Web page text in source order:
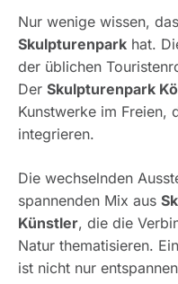
Nur wenige wissen,
Skulpturenpark hat.
der üblichen
Der Skulpturenpark
Kunstwerke im Freien,
integrieren.
Die wechselnden
spannenden Mix aus
Künstler, die die
Natur thematisieren.
ist nicht nur